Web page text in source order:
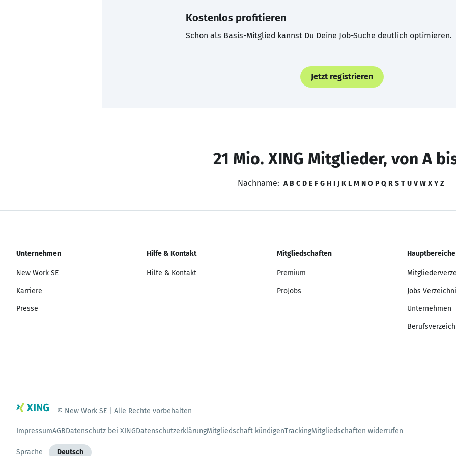
Kostenlos profitieren
Schon als Basis-Mitglied kannst Du Deine Job-Suche deutlich optimieren.
Jetzt registrieren
21 Mio. XING Mitglieder, von A
Nachname: A B C D E F G H I J K L M N O P Q R S T U V W X Y Z
Unternehmen
New Work SE
Karriere
Presse
Hilfe & Kontakt
Hilfe & Kontakt
Mitgliedschaften
Premium
ProJobs
Hauptbereiche
Jobs
Unternehmen
© New Work SE | Alle Rechte vorbehalten
ImpressumAGBDatenschutz bei XINGDatenschutzerklärungMitgliedschaft kündigenTrackingMitgliedschaften widerrufen
Sprache Deutsch